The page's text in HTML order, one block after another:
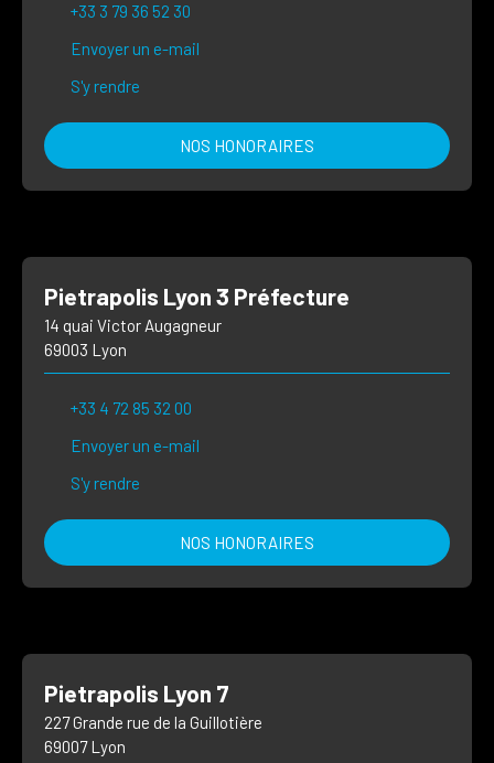
+33 3 79 36 52 30
Envoyer un e-mail
S'y rendre
NOS HONORAIRES
Pietrapolis Lyon 3 Préfecture
14 quai Victor Augagneur
69003 Lyon
+33 4 72 85 32 00
Envoyer un e-mail
S'y rendre
NOS HONORAIRES
Pietrapolis Lyon 7
227 Grande rue de la Guillotière
69007 Lyon